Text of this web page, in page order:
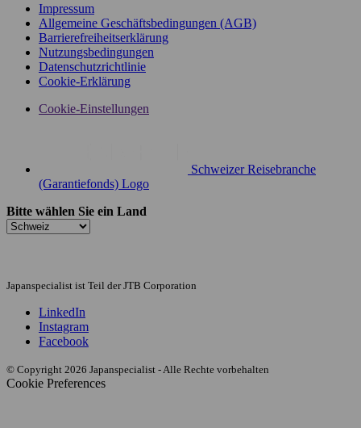
Impressum
Allgemeine Geschäftsbedingungen (AGB)
Barrierefreiheitserklärung
Nutzungsbedingungen
Datenschutzrichtlinie
Cookie-Erklärung
Cookie-Einstellungen
Schweizer Reisebranche
(Garantiefonds) Logo
Bitte wählen Sie ein Land
Japanspecialist ist Teil der JTB Corporation
LinkedIn
Instagram
Facebook
© Copyright 2026 Japanspecialist - Alle Rechte vorbehalten
Cookie Preferences